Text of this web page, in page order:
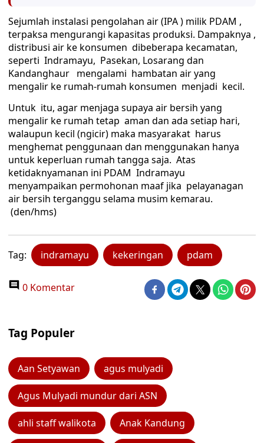
Sejumlah instalasi pengolahan air (IPA ) milik PDAM ,
terpaksa mengurangi kapasitas produksi. Dampaknya ,
distribusi air ke konsumen dibeberapa kecamatan,
seperti Indramayu, Pasekan, Losarang dan
Kandanghaur mengalami hambatan air yang
mengalir ke rumah-rumah konsumen menjadi kecil.
Untuk itu, agar menjaga supaya air bersih yang
mengalir ke rumah tetap aman dan ada setiap hari,
walaupun kecil (ngicir) maka masyarakat harus
menghemat penggunaan dan menggunakan hanya
untuk keperluan rumah tangga saja. Atas
ketidaknyamanan ini PDAM Indramayu
menyampaikan permohonan maaf jika pelayanagan
air bersih terganggu selama musim kemarau.
(den/hms)
Tag: indramayu kekeringan pdam
0 Komentar
Tag Populer
Aan Setyawan agus mulyadi
Agus Mulyadi mundur dari ASN
ahli staff walikota Anak Kandung